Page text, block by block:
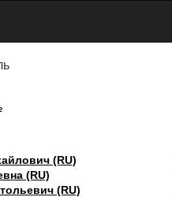
(RU)
(RU)
(RU)